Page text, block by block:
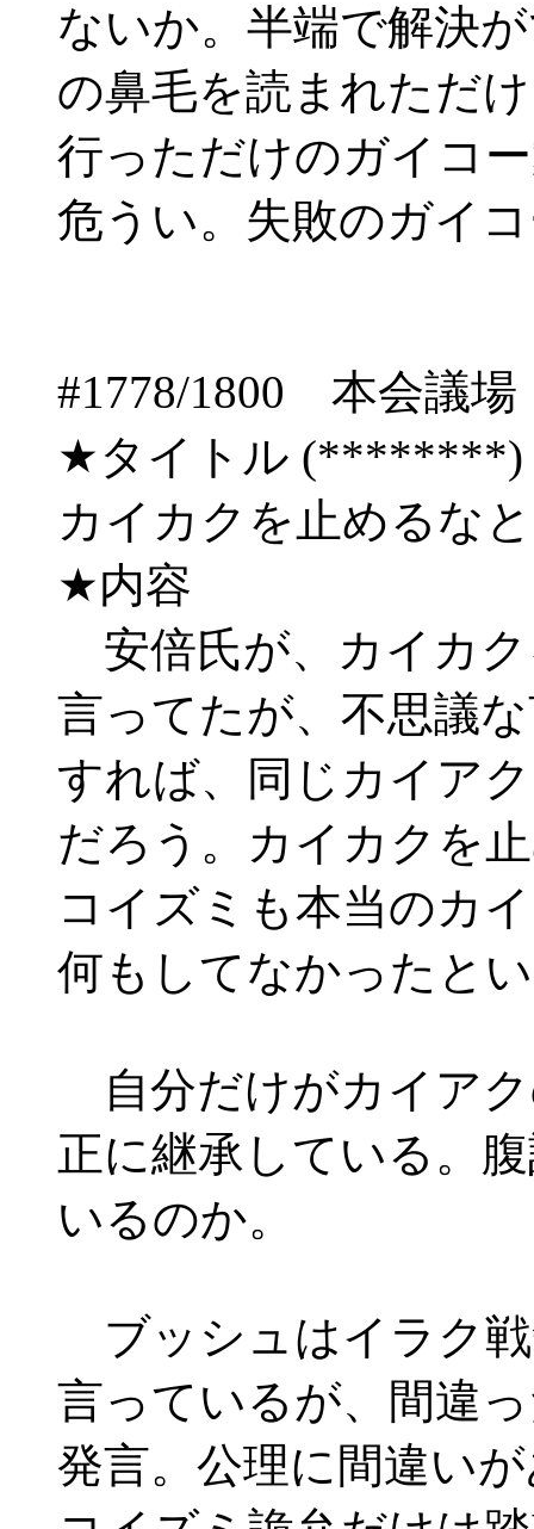
ないか。半端で解決
の鼻毛を読まれただ
行っただけのガイコ
危うい。失敗のガイ
#1778/1800 本会議
★タイトル (********)
カイカクを止めるな
★内容
安倍氏が、カイカ
言ってたが、不思議
すれば、同じカイア
だろう。カイカクを
コイズミも本当のカ
何もしてなかったと
自分だけがカイア
正に継承している。
いるのか。
ブッシュはイラク
言っているが、間違
発言。公理に間違い